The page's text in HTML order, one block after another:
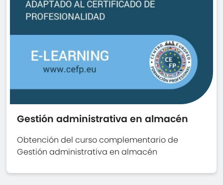
Gestión administrativa en almacén
Obtención del curso complementario de
Gestión administrativa en almacén